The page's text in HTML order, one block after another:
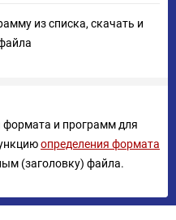
из списка, скачать и
формата и программ для
определения формата
(заголовку) файла.